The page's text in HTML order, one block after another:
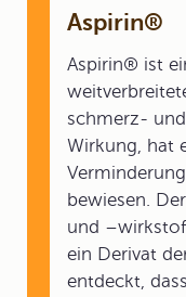
Aspirin®
Aspirin® ist
schmerz-
Wirkung, hat
bewiesen.
und
ein Derivat
entdeckt,